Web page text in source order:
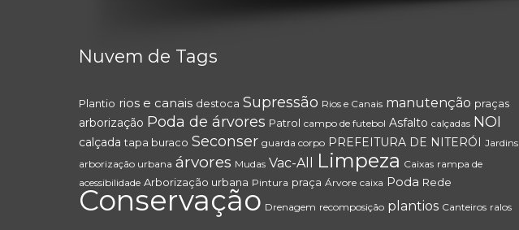
Nuvem de Tags
Plantio rios e canais destoca Supressão Rios e Canais manutenção praças
arborização Poda de árvores Patrol campo de futebol Asfalto calçadas NOI
calçada tapa buraco Seconser guarda corpo PREFEITURA DE NITERÓI Jardins
arborização urbana árvores Mudas Vac-All Limpeza Caixas rampa de
acessibilidade Arborização urbana Pintura praça Árvore caixa Poda Rede
Conservação Drenagem recomposição plantios Canteiros ralos